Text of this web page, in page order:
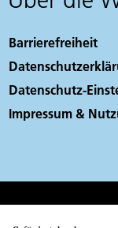
Barrierefreiheit
Datenschutz-
Impressum &